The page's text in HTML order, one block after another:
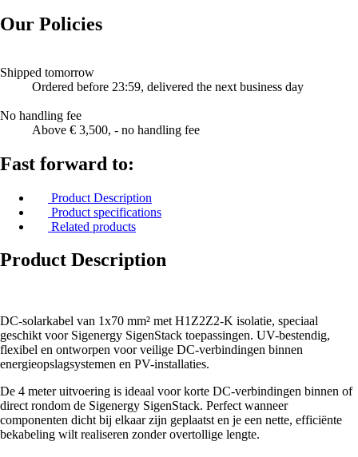
Our Policies
Shipped tomorrow
Ordered before 23:59, delivered the next business day
No handling fee
Above € 3,500, - no handling fee
Fast forward to:
Product Description
Product specifications
Related products
Product Description
DC-solarkabel van 1x70 mm² met H1Z2Z2-K isolatie, speciaal
geschikt voor Sigenergy SigenStack toepassingen. UV-bestendig,
flexibel en ontworpen voor veilige DC-verbindingen binnen
energieopslagsystemen en PV-installaties.
De 4 meter uitvoering is ideaal voor korte DC-verbindingen binnen of
direct rondom de Sigenergy SigenStack. Perfect wanneer
componenten dicht bij elkaar zijn geplaatst en je een nette, efficiënte
bekabeling wilt realiseren zonder overtollige lengte.